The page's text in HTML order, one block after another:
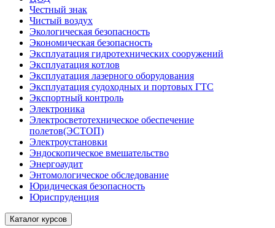
Честный знак
Чистый воздух
Экологическая безопасность
Экономическая безопасность
Эксплуатация гидротехнических сооружений
Эксплуатация котлов
Эксплуатация лазерного оборудования
Эксплуатация судоходных и портовых ГТС
Экспортный контроль
Электроника
Электросветотехническое обеспечение
полетов(ЭСТОП)
Электроустановки
Эндоскопическое вмешательство
Энергоаудит
Энтомологическое обследование
Юридическая безопасность
Юриспруденция
Каталог курсов